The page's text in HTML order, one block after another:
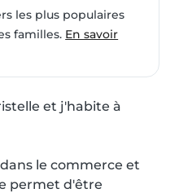
les plus populaires
familles. En savoir
et j'habite à
le commerce et
permet d'être